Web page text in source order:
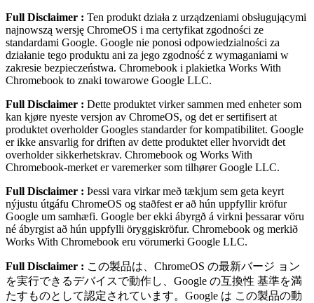
Full Disclaimer : Ten produkt działa z urządzeniami obsługującymi
najnowszą wersję ChromeOS i ma certyfikat zgodności ze
standardami Google. Google nie ponosi odpowiedzialności za
działanie tego produktu ani za jego zgodność z wymaganiami w
zakresie bezpieczeństwa. Chromebook i plakietka Works With
Chromebook to znaki towarowe Google LLC.
Full Disclaimer : Dette produktet virker sammen med enheter som
kan kjøre nyeste versjon av ChromeOS, og det er sertifisert at
produktet overholder Googles standarder for kompatibilitet. Google
er ikke ansvarlig for driften av dette produktet eller hvorvidt det
overholder sikkerhetskrav. Chromebook og Works With
Chromebook-merket er varemerker som tilhører Google LLC.
Full Disclaimer : Þessi vara virkar með tækjum sem geta keyrt
nýjustu útgáfu ChromeOS og staðfest er að hún uppfyllir kröfur
Google um samhæfi. Google ber ekki ábyrgð á virkni þessarar vöru
né ábyrgist að hún uppfylli öryggiskröfur. Chromebook og merkið
Works With Chromebook eru vörumerki Google LLC.
Full Disclaimer : この製品は、ChromeOS の最新バージ ョン
を実⾏できるデバイスで動作し、Google の互換性 基準を満
たすものとして認定されています。Google は この製品の動